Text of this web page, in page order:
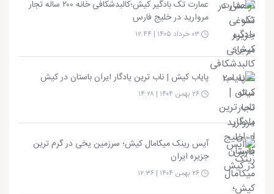
عمارت تک بادگیر کیش؛کالبدشکافی خانه ۲۰۰ ساله تجار
مروارید در خلیج فارس
پایاب کیش | ناب ترین یادگار ایران باستان در کیش
آیس رینک میکامال کیش؛ سرزمین یخی در گرم ترین
جزیره ایران